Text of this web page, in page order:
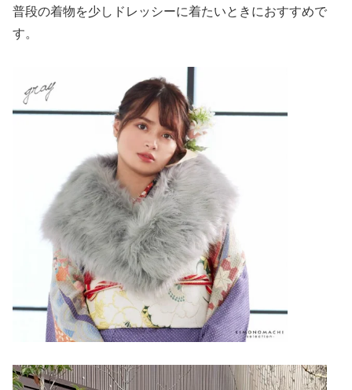
普段の着物を少しドレッシーに着たいときにおすすめで
す。